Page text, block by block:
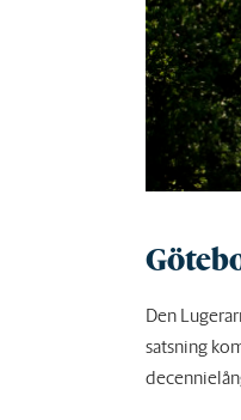
Den
satsning